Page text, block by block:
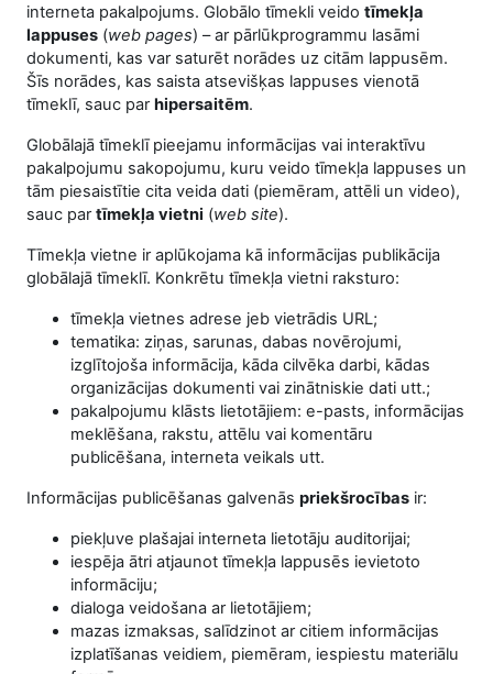
interneta pakalpojums. Globālo tīmekli veido tīmekļa
lappuses (web pages) – ar pārlūkprogrammu lasāmi
dokumenti, kas var saturēt norādes uz citām lappusēm.
Šīs norādes, kas saista atsevišķas lappuses vienotā
tīmeklī, sauc parhipersaitēm.
Globālajā tīmeklī pieejamu informācijas vai interaktīvu
pakalpojumu sakopojumu, kuru veido tīmekļa lappuses un
tām piesaistītie cita veida dati (piemēram, attēli un video),
sauc partīmekļa vietni (web site).
Tīmekļa vietne ir aplūkojama kā informācijas publikācija
globālajā tīmeklī. Konkrētu tīmekļa vietni raksturo:
tīmekļa vietnes adrese jeb vietrādis URL;
tematika: ziņas, sarunas, dabas novērojumi,
izglītojoša informācija, kāda cilvēka darbi, kādas
organizācijas dokumenti vai zinātniskie dati utt.;
pakalpojumu klāsts lietotājiem: e-pasts, informācijas
meklēšana, rakstu, attēlu vai komentāru
publicēšana, interneta veikals utt.
Informācijas publicēšanas galvenās priekšrocības ir:
piekļuve plašajai interneta lietotāju auditorijai;
iespēja ātri atjaunot tīmekļa lappusēs ievietoto
informāciju;
dialoga veidošana ar lietotājiem;
mazas izmaksas, salīdzinot ar citiem informācijas
izplatīšanas veidiem, piemēram, iespiestu materiālu